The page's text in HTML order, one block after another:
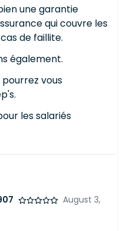
une garantie
qui couvre les
de faillite.
également.
pourrez vous
les salariés
August 3,